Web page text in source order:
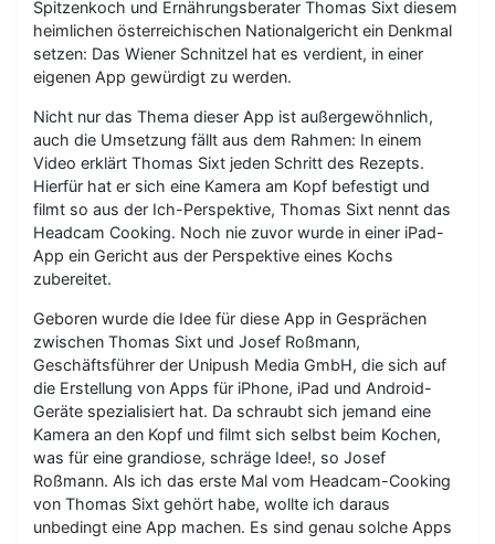
Spitzenkoch und Ernährungsberater Thomas Sixt diesem
heimlichen österreichischen Nationalgericht ein Denkmal
setzen: Das Wiener Schnitzel hat es verdient, in einer
eigenen App gewürdigt zu werden.
Nicht nur das Thema dieser App ist außergewöhnlich,
auch die Umsetzung fällt aus dem Rahmen: In einem
Video erklärt Thomas Sixt jeden Schritt des Rezepts.
Hierfür hat er sich eine Kamera am Kopf befestigt und
filmt so aus der Ich-Perspektive, Thomas Sixt nennt das
Headcam Cooking. Noch nie zuvor wurde in einer iPad-
App ein Gericht aus der Perspektive eines Kochs
zubereitet.
Geboren wurde die Idee für diese App in Gesprächen
zwischen Thomas Sixt und Josef Roßmann,
Geschäftsführer der Unipush Media GmbH, die sich auf
die Erstellung von Apps für iPhone, iPad und Android-
Geräte spezialisiert hat. Da schraubt sich jemand eine
Kamera an den Kopf und filmt sich selbst beim Kochen,
was für eine grandiose, schräge Idee!, so Josef
Roßmann. Als ich das erste Mal vom Headcam-Cooking
von Thomas Sixt gehört habe, wollte ich daraus
unbedingt eine App machen. Es sind genau solche Apps